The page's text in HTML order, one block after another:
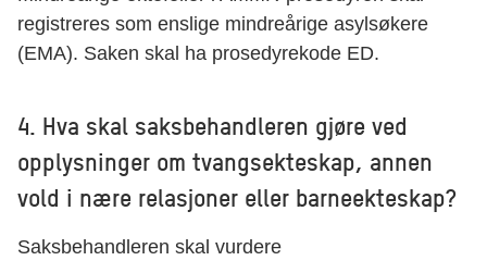
registreres som enslige mindreårige asylsøkere
(EMA). Saken skal ha prosedyrekode ED.
4. Hva skal saksbehandleren gjøre ved
opplysninger om tvangsekteskap, annen
vold i nære relasjoner eller barneekteskap?
Saksbehandleren skal vurdere